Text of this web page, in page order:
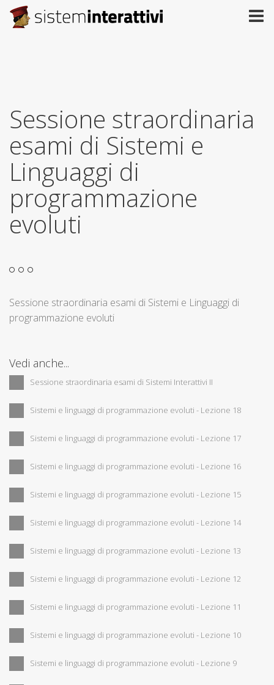
Sessione straordinaria
esami di Sistemi e
Linguaggi di
programmazione
evoluti
Sessione straordinaria esami di Sistemi e Linguaggi di
programmazione evoluti
Vedi anche...
Sessione straordinaria esami di Sistemi Interattivi II
Sistemi e linguaggi di programmazione evoluti - Lezione 18
Sistemi e linguaggi di programmazione evoluti - Lezione 17
Sistemi e linguaggi di programmazione evoluti - Lezione 16
Sistemi e linguaggi di programmazione evoluti - Lezione 15
Sistemi e linguaggi di programmazione evoluti - Lezione 14
Sistemi e linguaggi di programmazione evoluti - Lezione 13
Sistemi e linguaggi di programmazione evoluti - Lezione 12
Sistemi e linguaggi di programmazione evoluti - Lezione 11
Sistemi e linguaggi di programmazione evoluti - Lezione 10
Sistemi e linguaggi di programmazione evoluti - Lezione 9